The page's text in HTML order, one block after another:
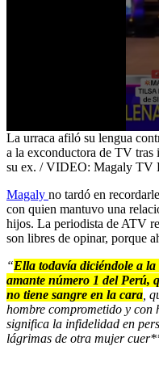
0
seconds
of
2
minutes,
15
seconds
La urraca afiló su lengua
a la exconductora de TV tras
su ex. / VIDEO: Magaly TV
Magaly no tardó en
con quien mantuvo una
hijos. La periodista de ATV
son libres de opinar, porque
“Ella todavía diciéndole a
amante número 1 del Perú,
no tiene sangre en la cara ,
hombre comprometido y con
significa la infidelidad en
lágrimas de otra mujer